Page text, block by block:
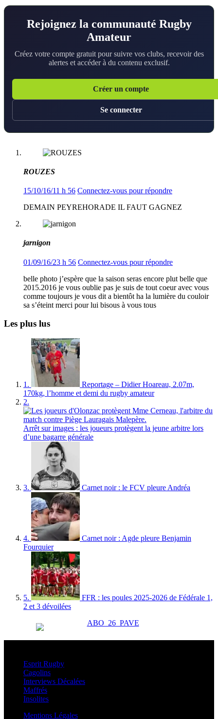
Rejoignez la communauté Rugby
Amateur
Créez votre compte gratuit pour suivre vos clubs, recevoir des
alertes et accéder à du contenu exclusif.
Créer un compte
Se connecter
ROUZES
15/10/16/11 h 56 Connectez-vous pour répondre
DEMAIN PEYREHORADE IL FAUT GAGNEZ
jarnigon
01/09/16/23 h 56 Connectez-vous pour répondre
belle photo j’espère que la saison seras encore plut belle que
2015.2016 je vous oublie pas je suis de tout coeur avec vous
comme toujours je vous dit a bientôt ha la lumière du couloir
sa s’éteint merci pour lui bisous à vous tous
Les plus lus
1.
Reportage – Didier Hoareau, 2.07m,
170kg, l’homme et demi du rugby amateur
2.
Arrêt sur images : les joueurs protègent la jeune arbitre lors
d’une bagarre générale
3. Carnet noir : le FCV pleure Andréa
4.
Carnet noir : Agde pleure Benjamin
Fourquier
5.
FFR : les poules 2025-2026 de Fédérale 1,
2 et 3 dévoilées
Esprit Rugby
Cagolins
Interviews Décalées
Maffrés
Insolites
Mentions Légales